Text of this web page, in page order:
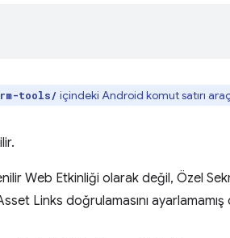
tools/ içindeki Android komut satırı
Web Etkinliği olarak değil, Özel
Links doğrulamasını ayarlamamış